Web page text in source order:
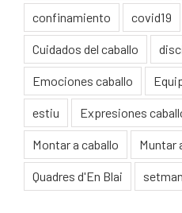
confinamiento covid19
Cuidados del caballo
Emociones caballo
estiu Expresiones
Montar a caballo Muntar
Quadres d'En Blai